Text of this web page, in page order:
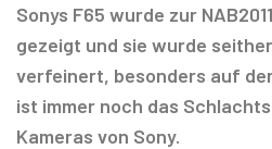
Sonys F65 wurde zur
gezeigt und sie wurde
verfeinert, besonders auf
ist immer noch das
Kameras von Sony.